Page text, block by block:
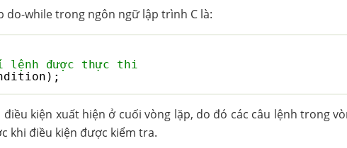
do-while trong ngôn ngữ lập trình C là:
lệnh được thực thi
kiện xuất hiện ở cuối vòng lặp, do đó các câu lệnh trong
khi điều kiện được kiểm tra.